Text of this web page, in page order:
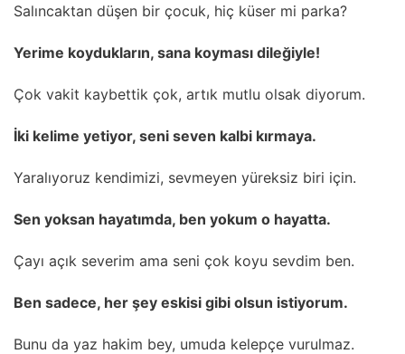
Salıncaktan düşen bir çocuk, hiç küser mi parka?
Yerime koydukların, sana koyması dileğiyle!
Çok vakit kaybettik çok, artık mutlu olsak diyorum.
İki kelime yetiyor, seni seven kalbi kırmaya.
Yaralıyoruz kendimizi, sevmeyen yüreksiz biri için.
Sen yoksan hayatımda, ben yokum o hayatta.
Çayı açık severim ama seni çok koyu sevdim ben.
Ben sadece, her şey eskisi gibi olsun istiyorum.
Bunu da yaz hakim bey, umuda kelepçe vurulmaz.